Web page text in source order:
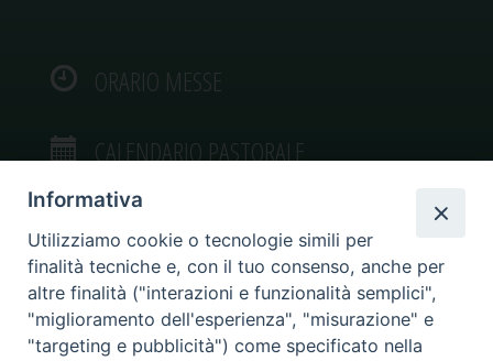
ORARIO MESSE
CALENDARIO PASTORALE
VIDEOGALLERY
Informativa
Utilizziamo cookie o tecnologie simili per
finalità tecniche e, con il tuo consenso, anche per
altre finalità ("interazioni e funzionalità semplici",
"miglioramento dell'esperienza", "misurazione" e
"targeting e pubblicità") come specificato nella